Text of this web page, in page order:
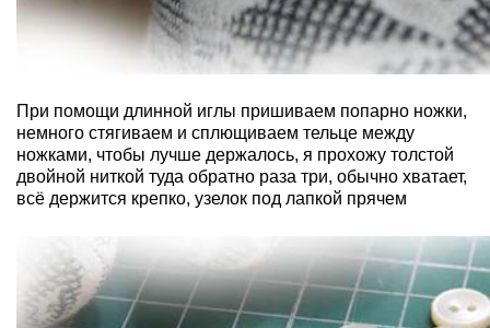
При помощи длинной иглы пришиваем попарно ножки,
немного стягиваем и сплющиваем тельце между
ножками, чтобы лучше держалось, я прохожу толстой
двойной ниткой туда обратно раза три, обычно хватает,
всё держится крепко, узелок под лапкой прячем